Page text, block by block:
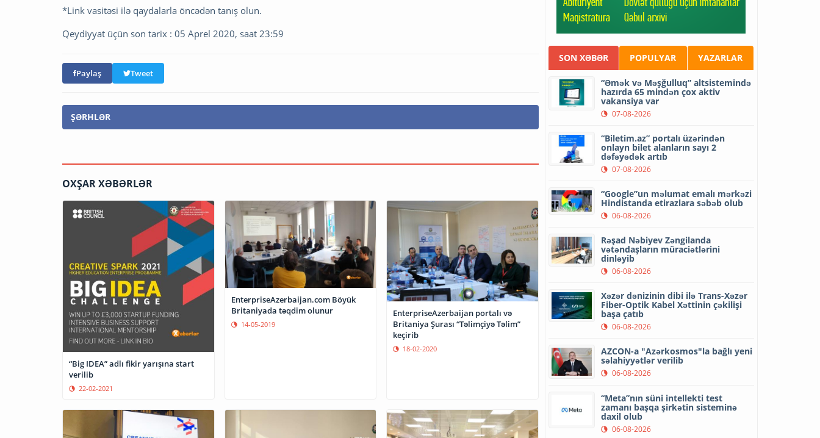
*Link vasitəsi ilə qaydalarla öncədən tanış olun.
Qeydiyyat üçün son tarix : 05 Aprel 2020, saat 23:59
Paylaş Tweet
ŞƏRHLƏR
OXŞAR XƏBƏRLƏR
“Big IDEA” adlı fikir yarışına start
verilib
22-02-2021
EnterpriseAzerbaijan.com Böyük
Britaniyada təqdim olunur
14-05-2019
EnterpriseAzerbaijan portalı və
Britaniya Şurası “Təlimçiyə Təlim”
keçirib
18-02-2020
SON XƏBƏR POPULYAR YAZARLAR
“Əmək və Məşğulluq” altsistemində
hazırda 65 mindən çox aktiv
vakansiya var
07-08-2026
“Biletim.az” portalı üzərindən
onlayn bilet alanların sayı 2
dəfəyədək artıb
07-08-2026
“Google”un məlumat emalı mərkəzi
Hindistanda etirazlara səbəb olub
06-08-2026
Rəşad Nəbiyev Zəngilanda
vətəndaşların müraciətlərini
dinləyib
06-08-2026
Xəzər dənizinin dibi ilə Trans-Xəzər
Fiber-Optik Kabel Xəttinin çəkilişi
başa çatıb
06-08-2026
AZCON-a "Azərkosmos"la bağlı yeni
səlahiyyətlər verilib
06-08-2026
“Meta”nın süni intellekti test
zamanı başqa şirkətin sisteminə
daxil olub
06-08-2026